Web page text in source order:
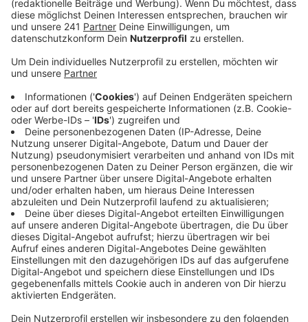
die Menschen aus Leverkusen mitreden.
Veröffentlicht:Mittwoch, 23.09.2020 15:57
Anzeige
Für Hinweise und Ideen sind die Planer dankbar.
Das sagt der Projektleiter Andreas Früh im Radio
Leverkusen-Interview.
"Das, was die Menschen vor Ort wissen, das ist
meistens Gold wert, um es mit zu verarbeiten.
Wir hatten letztens den Hinweis auf eine 200-
jährige Eiche im Bereich der Autobahn. Dann
gibt's natürlich auch immer vorhandene
Infrastruktur, die vielleicht versteckt irgendwo
an der Autobahn ist, die schon zugewachsen ist,
wo aber der ein oder andere Bewohner vor Ort